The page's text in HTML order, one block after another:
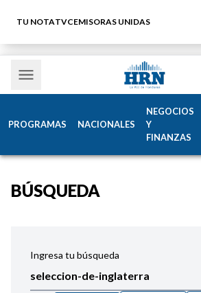
TU NOTATVCEMISORAS UNIDAS
PROGRAMAS NACIONALES
NEGOCIOS
Y
FINANZAS
BÚSQUEDA
Ingresa tu búsqueda